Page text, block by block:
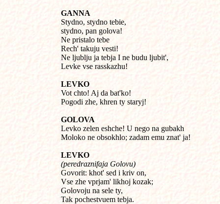
GANNA
Stydno, stydno tebie,
stydno, pan golova!
Ne pristalo tebe
Rech' takuju vesti!
Ne ljublju ja tebja I ne budu ljubit',
Levke vse rasskazhu!
LEVKO
Vot chto! Aj da bat'ko!
Pogodi zhe, khren ty staryj!
GOLOVA
Levko zelen eshche! U nego na gubakh
Moloko ne obsokhlo; zadam emu znat' ja!
LEVKO
(peredraznifaja Golovu)
Govorit: khot' sed i kriv on,
Vse zhe vprjam' likhoj kozak;
Golovoju na sele ty,
Tak pochestvuem tebja.